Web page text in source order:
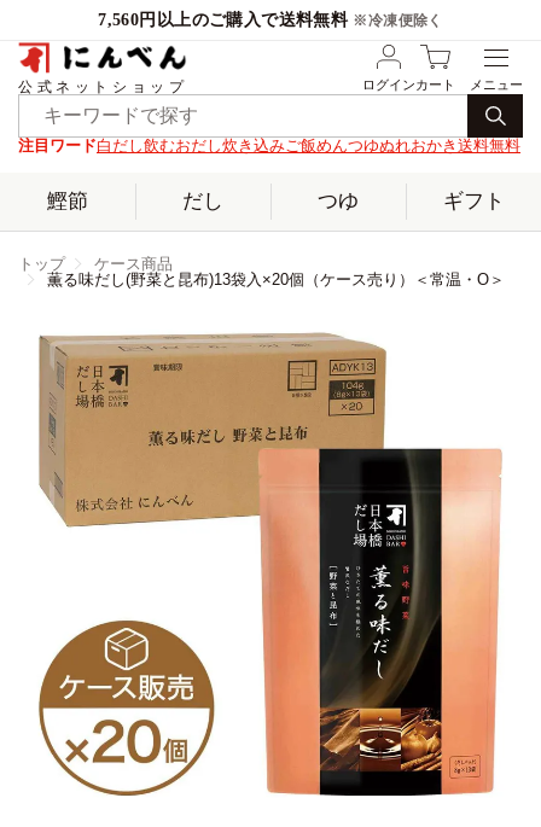
7,560円以上のご購入で送料無料 ※冷凍便除く
公式ネットショップ ログインカート
注目ワード白だし飲むおだし炊き込みご飯めんつゆぬれおかき 送料無料
鰹節 だし つゆ ギフト
トップ
ケース商品
薫る味だし(野菜と昆布)13袋入×20個（ケース売り）＜常温・O＞